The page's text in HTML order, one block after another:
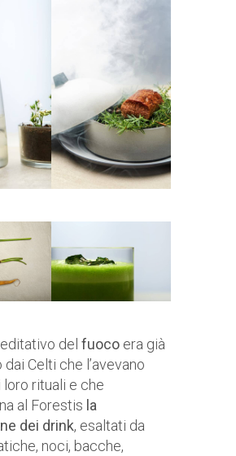
del fuoco era già
Celti che l’avevano
loro rituali e che
al Forestis la
dei drink, esaltati da
noci, bacche,